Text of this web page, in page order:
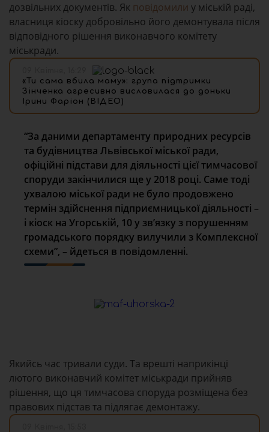
дозвільних документів. Як повідомили у міській раді,
власниця кіоску добровільно його демонтувала після
відповідного рішення виконавчого комітету
міськради.
«Ти сама вбила маму»: група підтримки
Зінченка агресивно висловилася до доньки
Ірини Фаріон (ВІДЕО)
“За даними департаменту природних ресурсів
та будівництва Львівської міської ради,
офіційні підстави для діяльності цієї тимчасової
споруди закінчилися ще у 2018 році. Саме тоді
ухвалою міської ради не було продовжено
термін здійснення підприємницької діяльності –
і кіоск на Угорській, 10 у зв’язку з порушенням
громадського порядку вилучили з Комплексної
схеми”, – йдеться в повідомленні.
Якийсь час тривали суди. Та врешті наприкінці
лютого виконавчий комітет міськради прийняв
рішення, що ця тимчасова споруда розміщена без
правових підстав та підлягає демонтажу.